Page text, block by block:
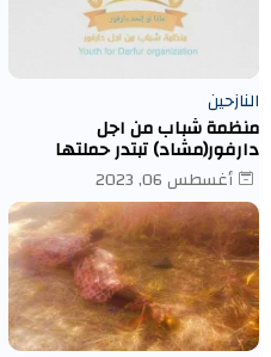
النازحين
منظمة شباب من اجل
دارفور(مشاد) تبتدر حملتها
الاولى لتوزع مساعدات ماديه
بمعسكر ادري- تشاد
أغسطس 06, 2023